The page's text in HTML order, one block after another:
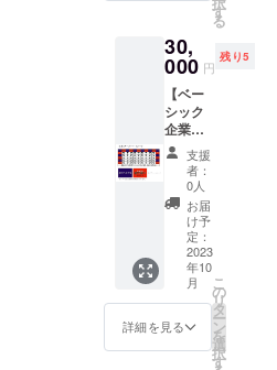
ムに入
れお送
りいた
しま
す。 ※
開催終
了後、
プロの
カメラ
マンか
ら写真
納品→
フォト
アルバ
ム作成
のた
め、12
・名
山の柿
・サイ
ズ：内
寸：
355×25
5×110
mm ・
重量：
４キロ
・保存
方法：
常温 ・
賞味期
限：常
温保存
の場
合：約5
す
る
30,
000 円
残り5
【ベー
シック
企業ス
ポン
サー
（企業
名掲載
297mm
×210m
m）】
夜灯祭
りの企
業スポ
ンサー
枠で
す。
支援
者：
0人
お届
け予
定：
2023
年10
月
詳細を見る
こ
の
リ
タ
ー
ン
を
選
択
す